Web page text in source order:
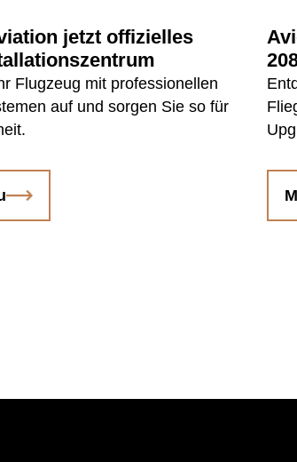
jetzt offizielles
Flugzeug mit professionellen
auf und sorgen Sie so für